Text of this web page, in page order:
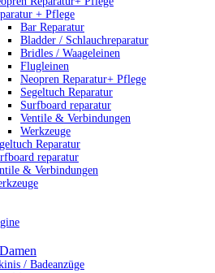
+ Pflege
Bar Reparatur
Bladder / Schlauchreparatur
Bridles / Waageleinen
Flugleinen
Neopren Reparatur+ Pflege
Segeltuch Reparatur
Surfboard reparatur
Ventile & Verbindungen
Werkzeuge
Reparatur
reparatur
& Verbindungen
/ Badeanzüge